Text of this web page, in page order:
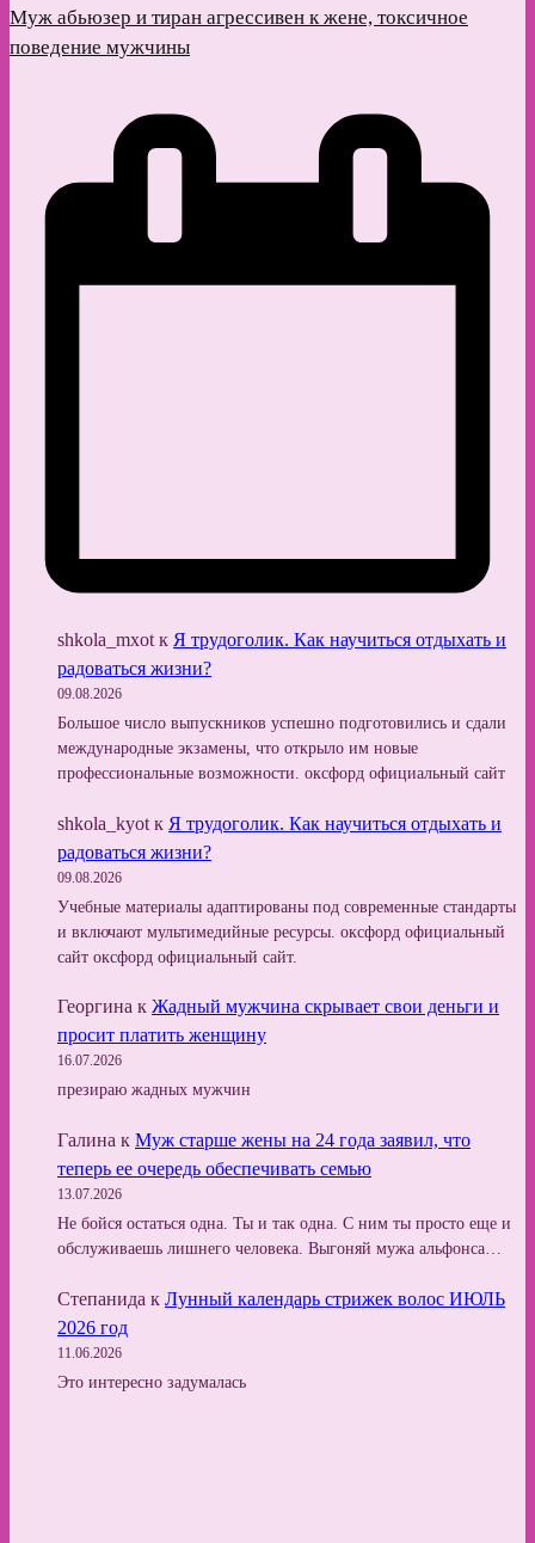
Муж абьюзер и тиран агрессивен к жене, токсичное
поведение мужчины
shkola_mxot к Я трудоголик. Как научиться отдыхать и
радоваться жизни?
09.08.2026
Большое число выпускников успешно подготовились и сдали
международные экзамены, что открыло им новые
профессиональные возможности. оксфорд официальный сайт
shkola_kyot к Я трудоголик. Как научиться отдыхать и
радоваться жизни?
09.08.2026
Учебные материалы адаптированы под современные стандарты
и включают мультимедийные ресурсы. оксфорд официальный
сайт оксфорд официальный сайт.
Георгина к Жадный мужчина скрывает свои деньги и
просит платить женщину
16.07.2026
презираю жадных мужчин
Галина к Муж старше жены на 24 года заявил, что
теперь ее очередь обеспечивать семью
13.07.2026
Не бойся остаться одна. Ты и так одна. С ним ты просто еще и
обслуживаешь лишнего человека. Выгоняй мужа альфонса…
Степанида к Лунный календарь стрижек волос ИЮЛЬ
2026 год
11.06.2026
Это интересно задумалась